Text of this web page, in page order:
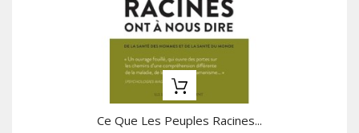
Ce Que Les Peuples Racines...